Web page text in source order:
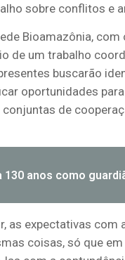
sobre conflitos e
Bioamazônia, com
de um trabalho
buscarão
oportunidades
de
anos como
as expectativas com
coisas, só que